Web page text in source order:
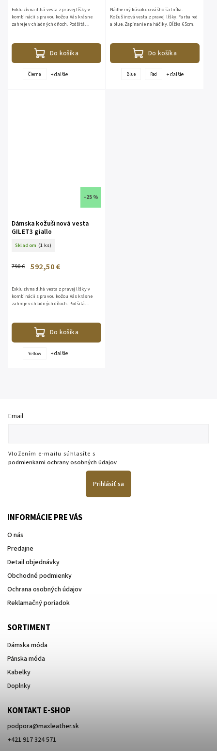
Do košíka
Exkluzívna dlhá vesta z pravej líšky v
kombinácii s pravou kožou Vás krásne
zahreje v chladných dňoch. Podšitá
Čierna + ďalšie
Do košíka
Nádherný kúsok do vášho šatníka.
Kožušinová vesta z pravej líšky. Farba red
a blue. Zapínanie na háčiky. Dĺžka 65cm.
Blue Red + ďalšie
–25 %
Dámska kožušinová vesta
GILET3 giallo
Skladom (1 ks)
790 € 592,50 €
Do košíka
Exkluzívna dlhá vesta z pravej líšky v
kombinácii s pravou kožou Vás krásne
zahreje v chladných dňoch. Podšitá
Yellow + ďalšie
Email
Vložením e-mailu súhlasíte s
podmienkami ochrany osobných údajov
Prihlásiť sa
INFORMÁCIE PRE VÁS
O nás
Predajne
Detail objednávky
Obchodné podmienky
Ochrana osobných údajov
Reklamačný poriadok
SORTIMENT
Dámska móda
Pánska móda
Kabelky
Doplnky
KONTAKT E-SHOP
podpora@maxleather.sk
+421 917 324 571